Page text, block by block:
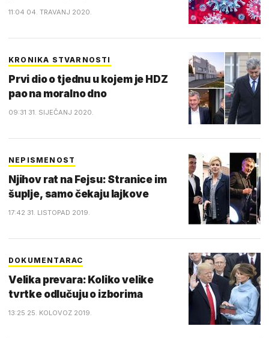
11:04 04. TRAVANJ 2020.
KRONIKA STVARNOSTI
Prvi dio o tjednu u kojem je HDZ
pao na moralno dno
09:31 31. SIJEČANJ 2020.
NEPISMENOST
Njihov rat na Fejsu: Stranice im
šuplje, samo čekaju lajkove
17:42 31. LISTOPAD 2019.
DOKUMENTARAC
Velika prevara: Koliko velike
tvrtke odlučuju o izborima
13:25 25. KOLOVOZ 2019.